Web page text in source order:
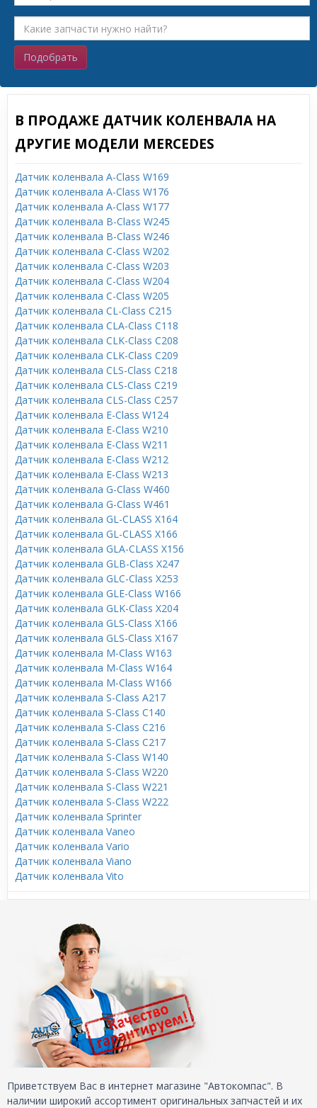
Подобрать
В ПРОДАЖЕ ДАТЧИК КОЛЕНВАЛА НА
ДРУГИЕ МОДЕЛИ MERCEDES
Датчик коленвала A-Class W169
Датчик коленвала A-Class W176
Датчик коленвала A-Class W177
Датчик коленвала B-Class W245
Датчик коленвала B-Class W246
Датчик коленвала C-Class W202
Датчик коленвала C-Class W203
Датчик коленвала C-Class W204
Датчик коленвала C-Class W205
Датчик коленвала CL-Class C215
Датчик коленвала CLA-Class C118
Датчик коленвала CLK-Class C208
Датчик коленвала CLK-Class C209
Датчик коленвала CLS-Class C218
Датчик коленвала CLS-Class C219
Датчик коленвала CLS-Class C257
Датчик коленвала E-Class W124
Датчик коленвала E-Class W210
Датчик коленвала E-Class W211
Датчик коленвала E-Class W212
Датчик коленвала E-Class W213
Датчик коленвала G-Class W460
Датчик коленвала G-Class W461
Датчик коленвала GL-CLASS X164
Датчик коленвала GL-CLASS X166
Датчик коленвала GLA-CLASS X156
Датчик коленвала GLB-Class X247
Датчик коленвала GLC-Class X253
Датчик коленвала GLE-Class W166
Датчик коленвала GLK-Class X204
Датчик коленвала GLS-Class X166
Датчик коленвала GLS-Class X167
Датчик коленвала M-Class W163
Датчик коленвала M-Class W164
Датчик коленвала M-Class W166
Датчик коленвала S-Class A217
Датчик коленвала S-Class C140
Датчик коленвала S-Class C216
Датчик коленвала S-Class C217
Датчик коленвала S-Class W140
Датчик коленвала S-Class W220
Датчик коленвала S-Class W221
Датчик коленвала S-Class W222
Датчик коленвала Sprinter
Датчик коленвала Vaneo
Датчик коленвала Vario
Датчик коленвала Viano
Датчик коленвала Vito
Приветствуем Вас в интернет магазине "Автокомпас". В
наличии широкий ассортимент оригинальных запчастей и их